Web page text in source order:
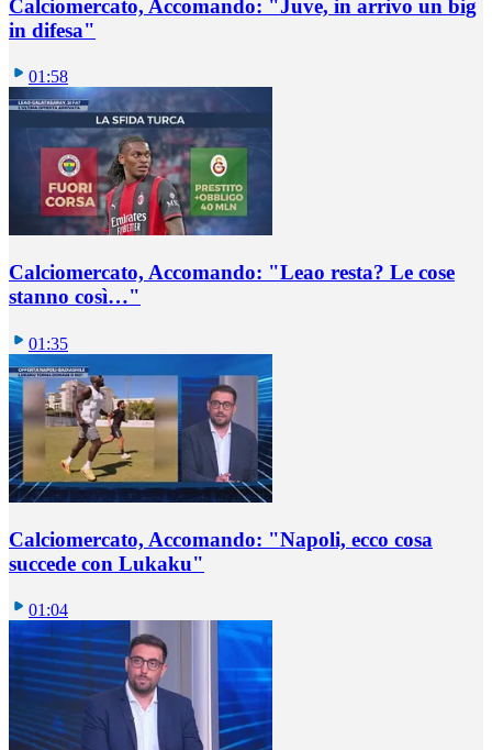
Calciomercato, Accomando: "Juve, in arrivo un big
in difesa"
01:58
Calciomercato, Accomando: "Leao resta? Le cose
stanno così…"
01:35
Calciomercato, Accomando: "Napoli, ecco cosa
succede con Lukaku"
01:04